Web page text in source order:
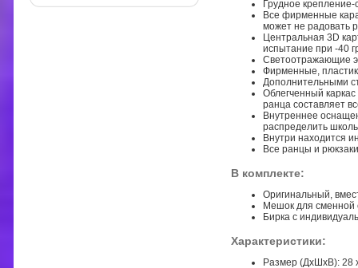
Грудное
Все фирменные
может не радовать
Центральная 3D
испытание при -40
Светоотражающие
Фирменные,
Дополнительными
Облегченный
ранца составляет
Внутреннее
распределить
Внутри находится
Все ранцы и
В комплекте:
Оригинальный,
Мешок для сменной
Бирка с
Характеристики:
Размер (ДхШхВ): 28